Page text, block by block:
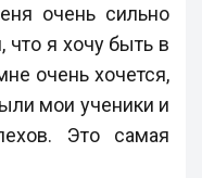
очень сильно
что я хочу быть в
очень хочется,
мои ученики и
Это самая